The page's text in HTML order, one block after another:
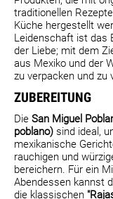
traditionellen
Küche hergestellt
Leidenschaft ist das
der Liebe; mit dem
aus Mexiko und der
zu verpacken und zu
ZUBEREITUNG
Die San Miguel
poblano) sind ideal,
mexikanische
rauchigen und
bereichern. Für ein
Abendessen kannst
die klassischen